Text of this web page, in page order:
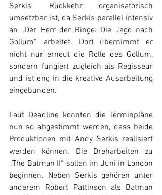
Serkis’ Rückkehr organisatorisch
umsetzbar ist, da Serkis parallel intensiv
an „Der Herr der Ringe: Die Jagd nach
Gollum“ arbeitet. Dort übernimmt er
nicht nur erneut die Rolle des Gollum,
sondern fungiert zugleich als Regisseur
und ist eng in die kreative Ausarbeitung
eingebunden.
Laut Deadline konnten die Terminpläne
nun so abgestimmt werden, dass beide
Produktionen mit Andy Serkis realisiert
werden können. Die Dreharbeiten zu
„The Batman II“ sollen im Juni in London
beginnen. Neben Serkis gehören unter
anderem Robert Pattinson als Batman